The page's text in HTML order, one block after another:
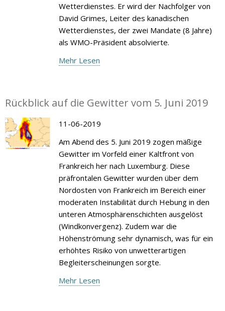
Wetterdienstes. Er wird der Nachfolger von
David Grimes, Leiter des kanadischen
Wetterdienstes, der zwei Mandate (8 Jahre)
als WMO-Präsident absolvierte.
Mehr Lesen
Rückblick auf die Gewitter vom 5. Juni 2019
11-06-2019
Am Abend des 5. Juni 2019 zogen mäßige
Gewitter im Vorfeld einer Kaltfront von
Frankreich her nach Luxemburg. Diese
präfrontalen Gewitter wurden über dem
Nordosten von Frankreich im Bereich einer
moderaten Instabilität durch Hebung in den
unteren Atmosphärenschichten ausgelöst
(Windkonvergenz). Zudem war die
Höhenströmung sehr dynamisch, was für ein
erhöhtes Risiko von unwetterartigen
Begleiterscheinungen sorgte.
Mehr Lesen